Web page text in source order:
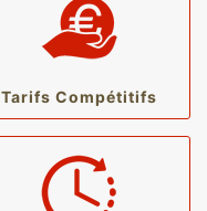
Tarifs Compétitifs